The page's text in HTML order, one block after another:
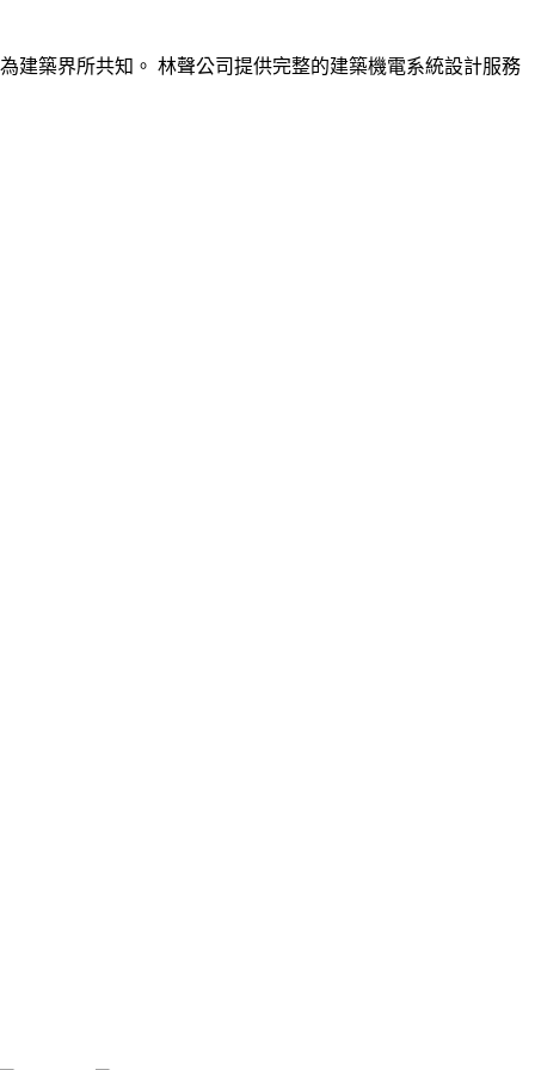
建築界所共知。 林聲公司提供完整的建築機電系統設計服務